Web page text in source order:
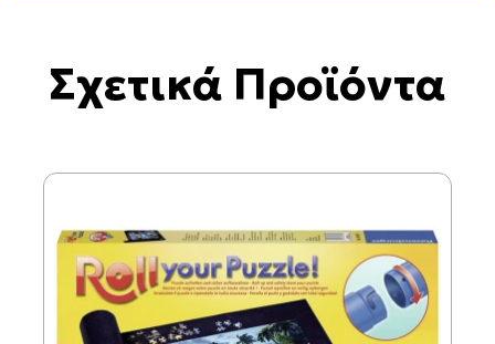
Σχετικά Προϊόντα